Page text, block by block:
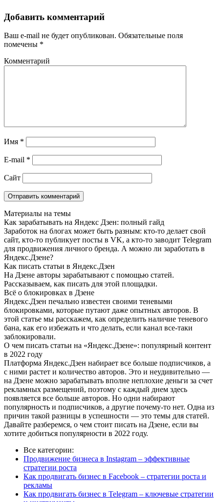
Добавить комментарий
Ваш e-mail не будет опубликован. Обязательные поля
помечены *
Комментарий
Имя *
E-mail *
Сайт
Материалы на темы
Как зарабатывать на Яндекс Дзен: полный гайд
Заработок на блогах может быть разным: кто-то делает свой
сайт, кто-то публикует посты в VK, а кто-то заводит Telegram
для продвижения личного бренда. А можно ли заработать в
Яндекс.Дзене?
Как писать статьи в Яндекс.Дзен
На Дзене авторы зарабатывают с помощью статей.
Рассказываем, как писать для этой площадки.
Всё о блокировках в Дзене
Яндекс.Дзен печально известен своими теневыми
блокировками, которые путают даже опытных авторов. В
этой статье мы расскажем, как определить наличие теневого
бана, как его избежать и что делать, если канал все-таки
заблокировали.
О чем писать статьи на «Яндекс.Дзене»: популярный контент
в 2022 году
Платформа Яндекс.Дзен набирает все больше подписчиков, а
с ними растет и количество авторов. Это и неудивительно —
на Дзене можно зарабатывать вполне неплохие деньги за счет
рекламных размещений, поэтому с каждый днем здесь
появляется все больше авторов. Но одни набирают
популярность и подписчиков, а другие почему-то нет. Одна из
причин такой разницы в успешности — это темы для статей.
Давайте разберемся, о чем стоит писать на Дзене, если вы
хотите добиться популярности в 2022 году.
Все категории:
Продвижение бизнеса в Instagram – эффективные
стратегии роста
Как продвигать бизнес в Facebook – стратегии роста и
рекламы
Как продвигать бизнес в Telegram – ключевые стратегии